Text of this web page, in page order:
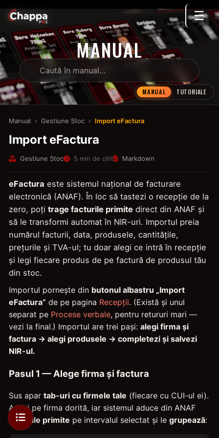
☰
MANUAL
MANUAL TUTORIALE
Manual › Gestiune Stoc › Import eFactura
Import eFactura
Gestiune Stoc 5 min de citit Markdown
eFactura este sistemul național de facturare
electronică (ANAF). În loc să tastezi o recepție de la
zero, poți trage facturile primite direct din ANAF și
să le transformi automat în NIR-uri. Importul preia
numărul facturii, data, produsele, cantitățile,
prețurile și TVA-ul; tu doar alegi ce intră în recepție
și legi fiecare produs de pe factură de produsul tău
din stoc.
Importul pornește din butonul albastru „Import
eFactura” de pe pagina Recepții. (Există și unul
separat pe Procese verbale, pentru retururi mari —
vezi la final.) Importul are trei pași: alegi firma și
factura → alegi produsele → completezi și salvezi
NIR-ul.
Pasul 1 — Alege firma și factura
Sus apar tab-uri cu firmele tale (fiecare cu CUI-ul ei).
Apeși pe firma dorită, iar sistemul aduce din ANAF
facturile primite pe intervalul selectat și le grupează: